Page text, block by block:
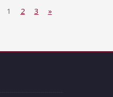
1 2 3
»